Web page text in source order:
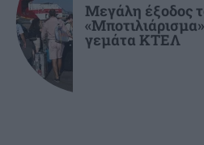
Μεγάλη έξοδος
γεμάτα ΚΤΕΛ